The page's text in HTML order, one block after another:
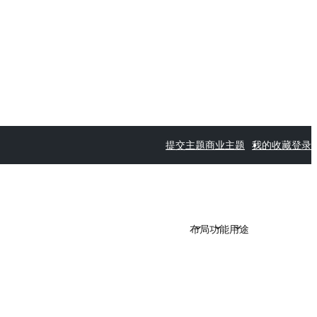
提交主题商业主题 我的收藏登录
布局功能用途